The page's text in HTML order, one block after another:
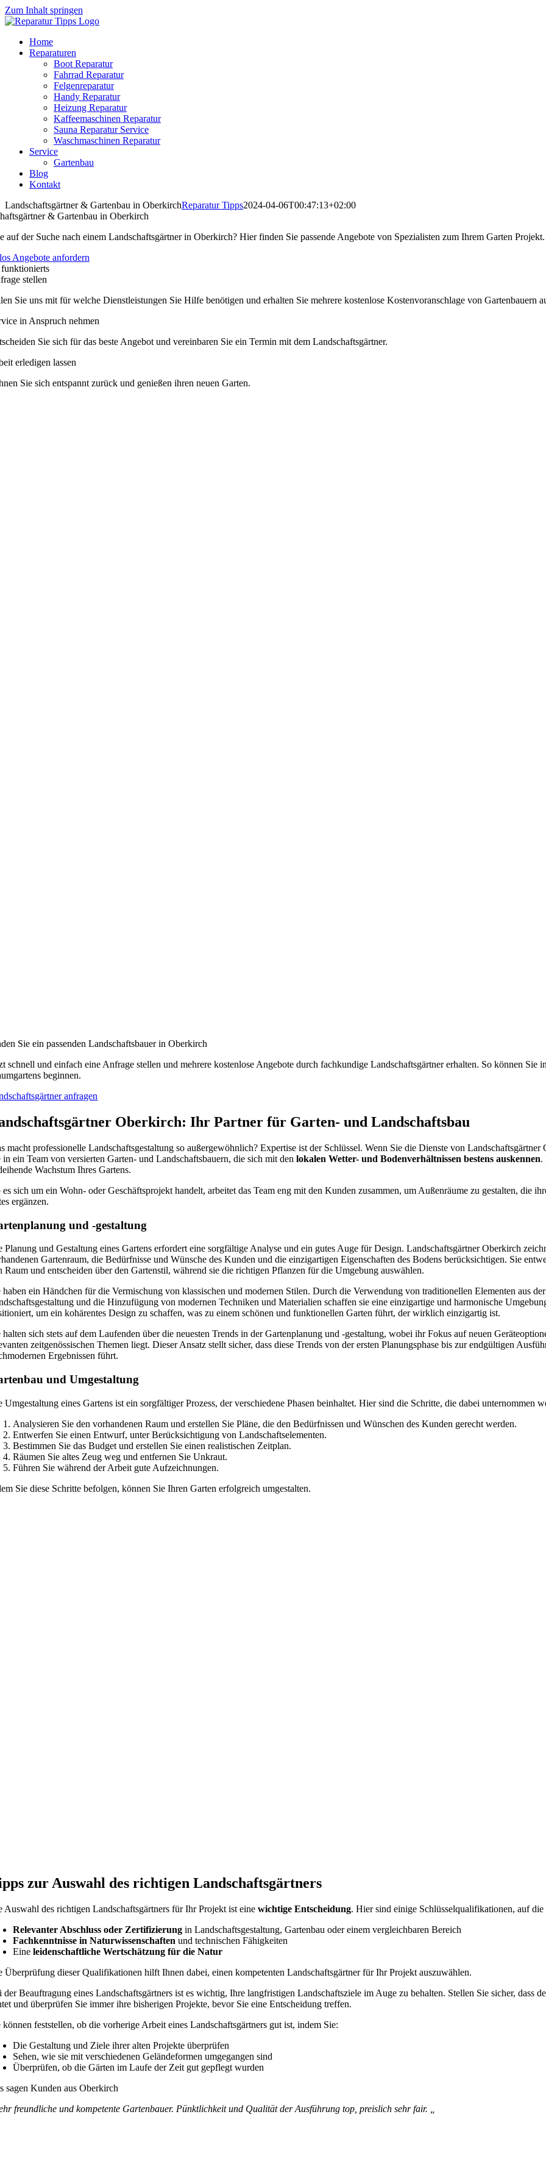
Zum Inhalt springen
Home
Reparaturen
Boot Reparatur
Fahrrad Reparatur
Felgenreparatur
Handy Reparatur
Heizung Reparatur
Kaffeemaschinen Reparatur
Sauna Reparatur Service
Waschmaschinen Reparatur
Service
Gartenbau
Blog
Kontakt
Landschaftsgärtner & Gartenbau in OberkirchReparatur Tipps2024-04-06T00:47:13+02:00
& Gartenbau in Oberkirch
auf der Suche nach einem Landschaftsgärtner in Oberkirch? Hier finden Sie passende Angebote von Spezialisten zum Ihrem Garten Projekt.
Angebote anfordern
funktionierts
stellen
Sie uns mit für welche Dienstleistungen Sie Hilfe benötigen und erhalten Sie mehrere kostenlose Kostenvoranschlage von Gartenbauern
in Anspruch nehmen
Sie sich für das beste Angebot und vereinbaren Sie ein Termin mit dem Landschaftsgärtner.
erledigen lassen
Sie sich entspannt zurück und genießen ihren neuen Garten.
Sie ein passenden Landschaftsbauer in Oberkirch
schnell und einfach eine Anfrage stellen und mehrere kostenlose Angebote durch fachkundige Landschaftsgärtner erhalten. So können Sie
beginnen.
anfragen
Oberkirch: Ihr Partner für Garten- und Landschaftsbau
macht professionelle Landschaftsgestaltung so außergewöhnlich? Expertise ist der Schlüssel. Wenn Sie die Dienste von
in ein Team von versierten Garten- und Landschaftsbauern, die sich mit denlokalen Wetter- und Bodenverhältnissen bestens auskennen.
Wachstum Ihres Gartens.
es sich um ein Wohn- oder Geschäftsprojekt handelt, arbeitet das Team eng mit den Kunden zusammen, um Außenräume zu gestalten, die
ergänzen.
und -gestaltung
Planung und Gestaltung eines Gartens erfordert eine sorgfältige Analyse und ein gutes Auge für Design. Landschaftsgärtner Oberkirch
Gartenraum, die Bedürfnisse und Wünsche des Kunden und die einzigartigen Eigenschaften des Bodens berücksichtigen. Sie
Raum und entscheiden über den Gartenstil, während sie die richtigen Pflanzen für die Umgebung auswählen.
haben ein Händchen für die Vermischung von klassischen und modernen Stilen. Durch die Verwendung von traditionellen Elementen aus
und die Hinzufügung von modernen Techniken und Materialien schaffen sie eine einzigartige und harmonische
um ein kohärentes Design zu schaffen, was zu einem schönen und funktionellen Garten führt, der wirklich einzigartig ist.
halten sich stets auf dem Laufenden über die neuesten Trends in der Gartenplanung und -gestaltung, wobei ihr Fokus auf neuen
zeitgenössischen Themen liegt. Dieser Ansatz stellt sicher, dass diese Trends von der ersten Planungsphase bis zur endgültigen
Ergebnissen führt.
und Umgestaltung
Umgestaltung eines Gartens ist ein sorgfältiger Prozess, der verschiedene Phasen beinhaltet. Hier sind die Schritte, die dabei unternommen
Analysieren Sie den vorhandenen Raum und erstellen Sie Pläne, die den Bedürfnissen und Wünschen des Kunden gerecht werden.
Entwerfen Sie einen Entwurf, unter Berücksichtigung von Landschaftselementen.
Bestimmen Sie das Budget und erstellen Sie einen realistischen Zeitplan.
Räumen Sie altes Zeug weg und entfernen Sie Unkraut.
Führen Sie während der Arbeit gute Aufzeichnungen.
Sie diese Schritte befolgen, können Sie Ihren Garten erfolgreich umgestalten.
zur Auswahl des richtigen Landschaftsgärtners
Auswahl des richtigen Landschaftsgärtners für Ihr Projekt ist einewichtige Entscheidung. Hier sind einige Schlüsselqualifikationen, auf die
Relevanter Abschluss oder Zertifizierung in Landschaftsgestaltung, Gartenbau oder einem vergleichbaren Bereich
Fachkenntnisse in Naturwissenschaften und technischen Fähigkeiten
Eineleidenschaftliche Wertschätzung für die Natur
Überprüfung dieser Qualifikationen hilft Ihnen dabei, einen kompetenten Landschaftsgärtner für Ihr Projekt auszuwählen.
der Beauftragung eines Landschaftsgärtners ist es wichtig, Ihre langfristigen Landschaftsziele im Auge zu behalten. Stellen Sie sicher, dass
und überprüfen Sie immer ihre bisherigen Projekte, bevor Sie eine Entscheidung treffen.
können feststellen, ob die vorherige Arbeit eines Landschaftsgärtners gut ist, indem Sie:
Die Gestaltung und Ziele ihrer alten Projekte überprüfen
Sehen, wie sie mit verschiedenen Geländeformen umgegangen sind
Überprüfen, ob die Gärten im Laufe der Zeit gut gepflegt wurden
sagen Kunden aus Oberkirch
freundliche und kompetente Gartenbauer. Pünktlichkeit und Qualität der Ausführung top, preislich sehr fair. „